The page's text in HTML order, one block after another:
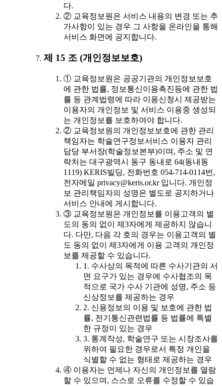
다.
② 교육정보원은 서비스 내용의 변경 또는 추
가사항이 있는 경우 그 사항을 온라인을 통해
서비스 화면에 공지합니다.
제 15 조 (개인정보보호)
① 교육정보원은 공공기관의 개인정보보호
에 관한 법률, 정보통신이용촉진등에 관한 법
률 등 관계법령에 따라 이용신청시 제공받는
이용자의 개인정보 및 서비스 이용중 생성되
는 개인정보를 보호하여야 합니다.
② 교육정보원의 개인정보보호에 관한 관리
책임자는 학술연구정보서비스 이용자 관리
담당 부서장(학술정보본부)이며, 주소 및 연
락처는 대구광역시 동구 동내로 64(동내동
1119) KERIS빌딩, 전화번호 054-714-0114번,
전자메일 privacy@keris.or.kr 입니다. 개인정
보 관리책임자의 성명은 별도로 공지하거나
서비스 안내에 게시합니다.
③ 교육정보원은 개인정보를 이용고객의 별
도의 동의 없이 제3자에게 제공하지 않습니
다. 다만, 다음 각 호의 경우는 이용고객의 별
도 동의 없이 제3자에게 이용 고객의 개인정
보를 제공할 수 있습니다.
1. 수사상의 목적에 따른 수사기관의 서
면 요구가 있는 경우에 수사협조의 목
적으로 국가 수사 기관에 성명, 주소 등
신상정보를 제공하는 경우
2. 신용정보의 이용 및 보호에 관한 법
률, 전기통신관련법률 등 법률에 특별
한 규정이 있는 경우
3. 통계작성, 학술연구 또는 시장조사를
위하여 필요한 경우로서 특정 개인을
식별할 수 없는 형태로 제공하는 경우
④ 이용자는 언제나 자신의 개인정보를 열람
할 수 있으며, 스스로 오류를 수정할 수 있습